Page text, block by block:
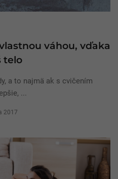
váhou, vďaka
telo
a to najmä ak s cvičením
...
2017